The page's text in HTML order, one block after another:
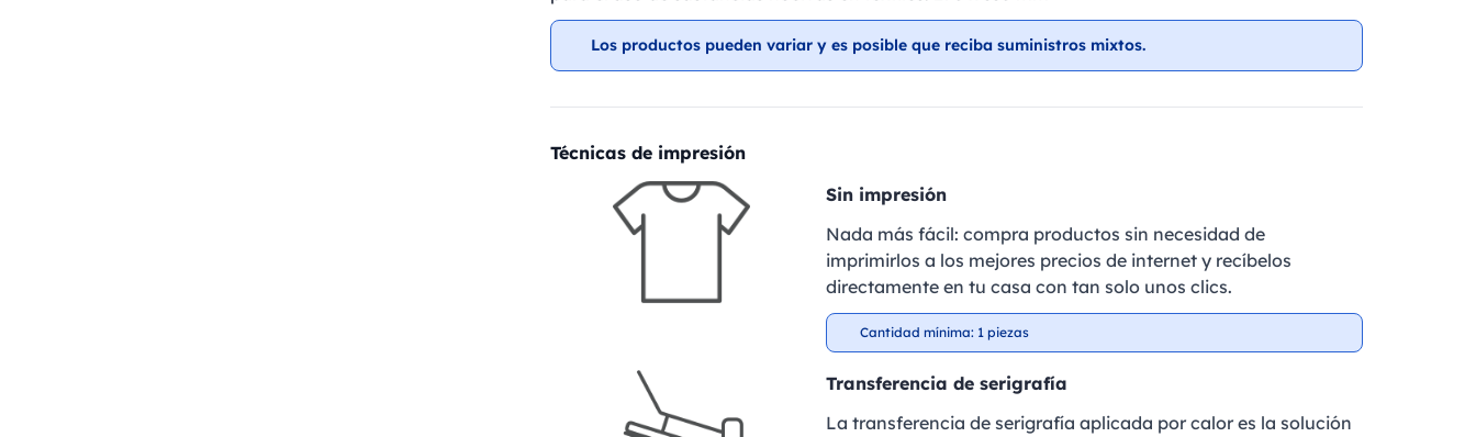
Los productos pueden variar y es posible que reciba suministros mixtos.
Técnicas de impresión
Sin impresión
Nada más fácil: compra productos sin necesidad de
imprimirlos a los mejores precios de internet y recíbelos
directamente en tu casa con tan solo unos clics.
Cantidad mínima: 1 piezas
Transferencia de serigrafía
La transferencia de serigrafía aplicada por calor es la solución